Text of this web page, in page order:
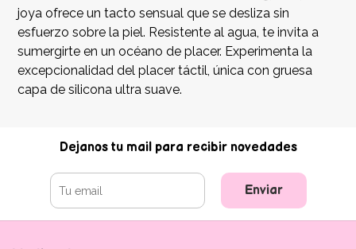
joya ofrece un tacto sensual que se desliza sin
esfuerzo sobre la piel. Resistente al agua, te invita a
sumergirte en un océano de placer. Experimenta la
excepcionalidad del placer táctil, única con gruesa
capa de silicona ultra suave.
Dejanos tu mail para recibir novedades
Enviar